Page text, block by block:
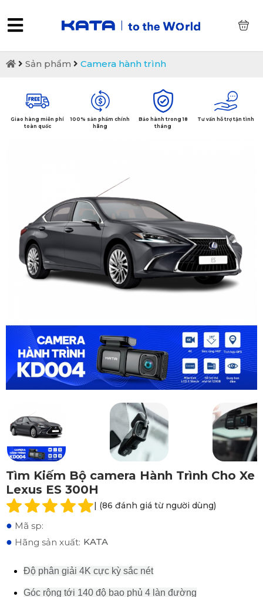
Sản phẩm Camera hành trình
Giao hàng miễn phí
toàn quốc
100% sản phẩm chính
hãng
Bảo hành trong 18
tháng
Tư vấn hỗ trợ tận tình
Tìm Kiếm Bộ camera Hành Trình Cho Xe
Lexus ES 300H
| (86 đánh giá từ người dùng)
● Mã sp:
● Hãng sản xuất: KATA
Độ phân giải 4K cực kỳ sắc nét
Góc rộng tới 140 độ bao phủ 4 làn đường